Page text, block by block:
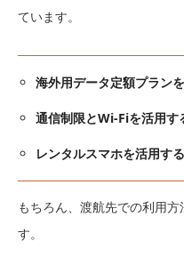
ています。
海外用データ定額プラン
通信制限とWi-Fiを活用す
レンタルスマホを活用す
もちろん、渡航先での利用
す。